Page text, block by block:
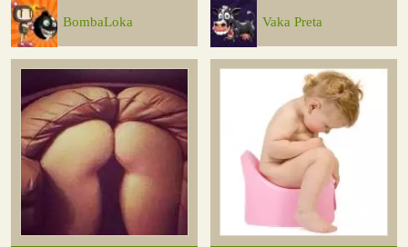
BombaLoka Vaka Preta